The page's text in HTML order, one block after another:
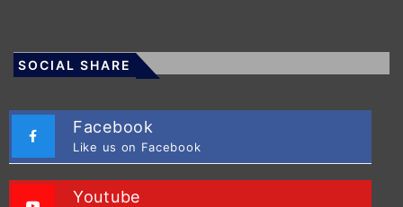
SOCIAL SHARE
Facebook
Like us on Facebook
Youtube